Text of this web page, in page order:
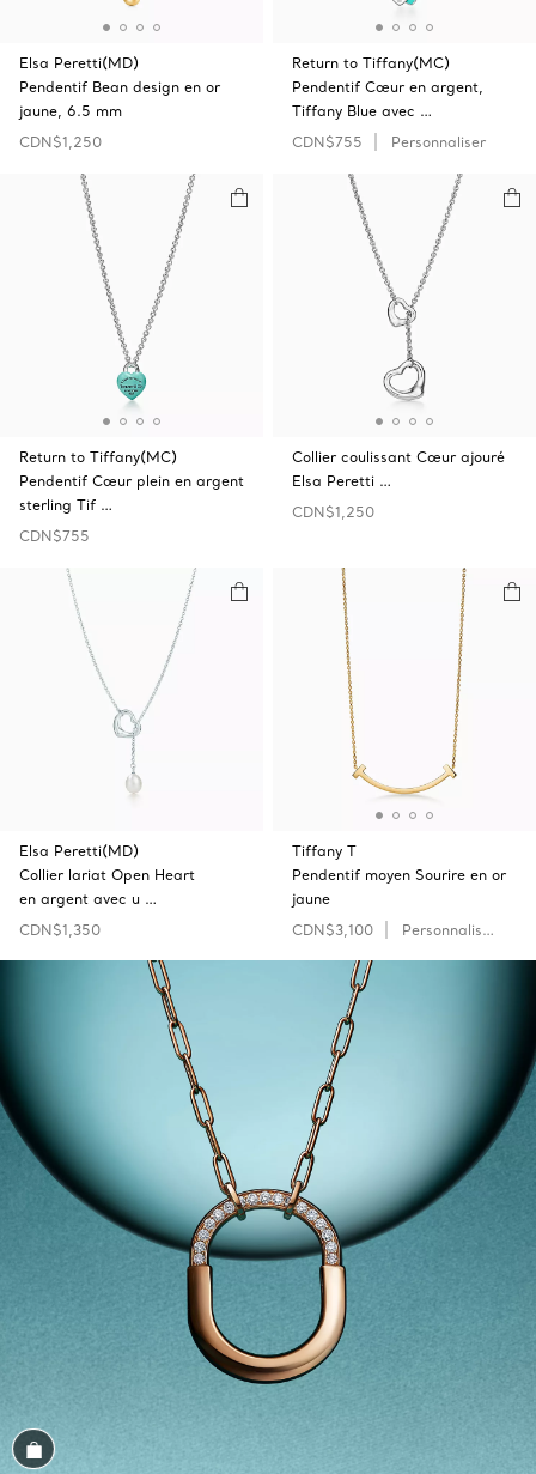
Elsa Peretti(MD)
Pendentif Bean design en or
jaune, 6.5 mm
CDN$1,250
Return to Tiffany(MC)
Pendentif Cœur en argent,
Tiffany Blue avec …
CDN$755
Personnaliser
Return to Tiffany(MC)
Pendentif Cœur plein en argent
sterling Tif …
CDN$755
Collier coulissant Cœur ajouré
Elsa Peretti …
CDN$1,250
Elsa Peretti(MD)
Collier lariat Open‎ Heart
en argent avec u …
CDN$1,350
Tiffany T
Pendentif moyen Sourire en or
jaune
CDN$3,100
Personnaliser
Magasiner cet assortiment